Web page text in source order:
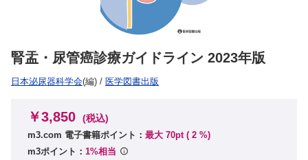
腎盂・尿管癌診療ガイドライン 2023年版
日本泌尿器科学会(編) / 医学図書出版
￥3,850 (税込)
m3.com 電子書籍ポイント： 最大 70pt ( 2 %)
m3ポイント： 1%相当